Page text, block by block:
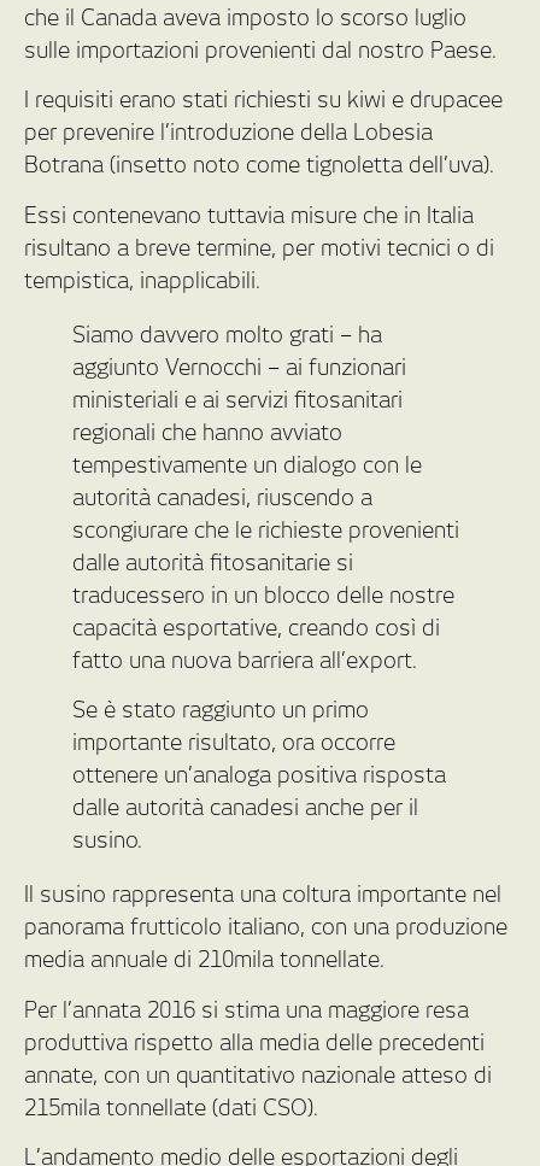
che il Canada aveva imposto lo scorso luglio
sulle importazioni provenienti dal nostro Paese.
I requisiti erano stati richiesti su kiwi e drupacee
per prevenire l’introduzione della Lobesia
Botrana (insetto noto come tignoletta dell’uva).
Essi contenevano tuttavia misure che in Italia
risultano a breve termine, per motivi tecnici o di
tempistica, inapplicabili.
Siamo davvero molto grati – ha
aggiunto Vernocchi – ai funzionari
ministeriali e ai servizi fitosanitari
regionali che hanno avviato
tempestivamente un dialogo con le
autorità canadesi, riuscendo a
scongiurare che le richieste provenienti
dalle autorità fitosanitarie si
traducessero in un blocco delle nostre
capacità esportative, creando così di
fatto una nuova barriera all’export.
Se è stato raggiunto un primo
importante risultato, ora occorre
ottenere un’analoga positiva risposta
dalle autorità canadesi anche per il
susino.
Il susino rappresenta una coltura importante nel
panorama frutticolo italiano, con una produzione
media annuale di 210mila tonnellate.
Per l’annata 2016 si stima una maggiore resa
produttiva rispetto alla media delle precedenti
annate, con un quantitativo nazionale atteso di
215mila tonnellate (dati CSO).
L’andamento medio delle esportazioni degli